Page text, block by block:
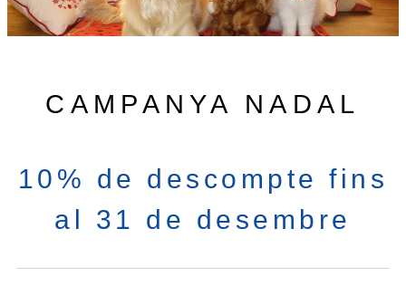
CAMPANYA NADAL
10% de descompte fins
al 31 de desembre